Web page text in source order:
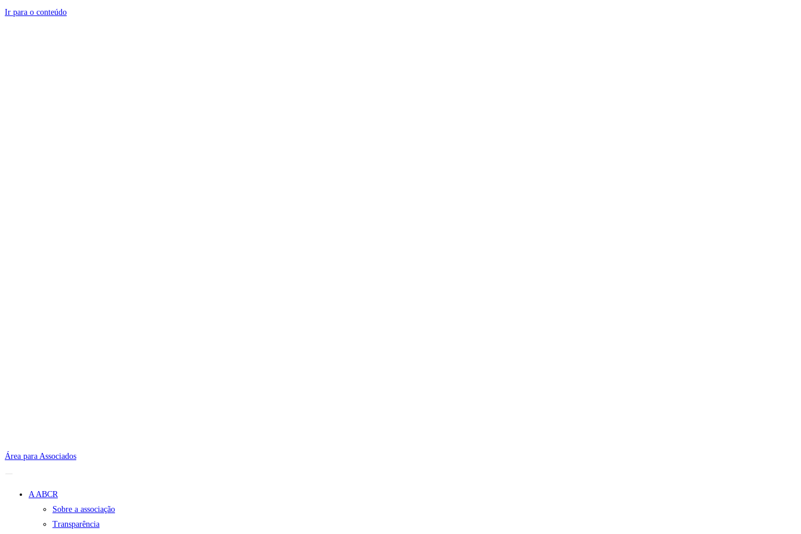
Ir para o conteúdo
Área para Associados
A ABCR
Sobre a associação
Transparência